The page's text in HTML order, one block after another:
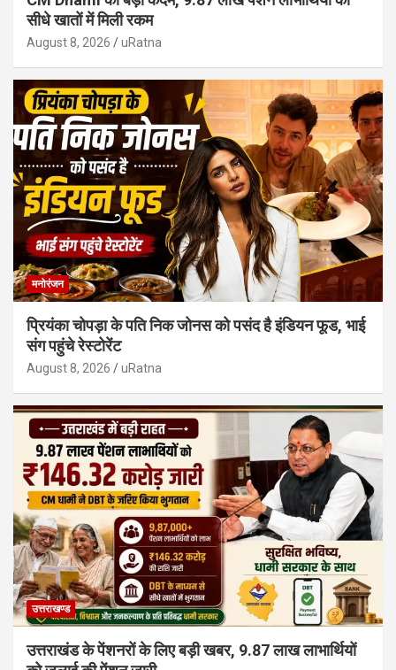
सीधे खातों में मिली रकम
August 8, 2026 uRatna
मनोरंजन
प्रियंका चोपड़ा के पति निक जोनस को पसंद है इंडियन फूड, भाई
संग पहुंचे रेस्टोरेंट
August 8, 2026 uRatna
उत्तराखण्ड
उत्तराखंड के पेंशनरों के लिए बड़ी खबर, 9.87 लाख लाभार्थियों